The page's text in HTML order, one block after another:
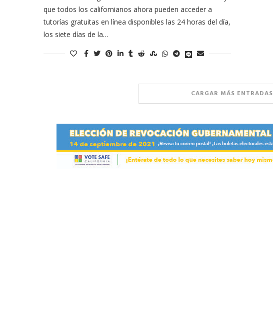
que todos los californianos ahora pueden acceder a
tutorías gratuitas en línea disponibles las 24 horas del día,
los siete días de la…
CARGAR MÁS ENTRADAS